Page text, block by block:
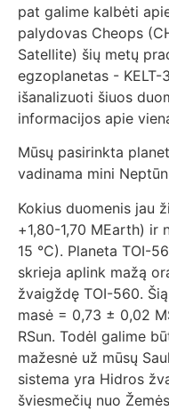
pat galime kalbėti
palydovas Cheops
Satellite) šių metų
egzoplanetas -
išanalizuoti šiuos
informacijos apie
Mūsų pasirinkta
vadinama mini
Kokius duomenis jau
+1,80-1,70 MEarth) ir
15 °C). Planeta TOI-
skrieja aplink mažą
žvaigždę TOI-560.
masė = 0,73 ± 0,02
RSun. Todėl galime
mažesnė už mūsų
sistema yra Hidros
šviesmečių nuo